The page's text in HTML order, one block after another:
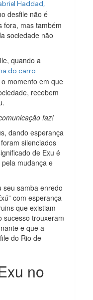
Haddad,
desfile não é
fora, mas também
sociedade não
quando a
do carro
momento em que
recebem
faz!
dando esperança
silenciados
de Exu é
mudança e
seu samba enredo
com esperança
que existiam
sucesso trouxeram
e que a
do Rio de
no